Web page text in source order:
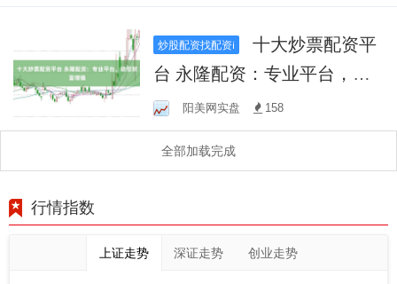
炒股配资找配资i
十大炒票配资平
台 永隆配资：专业平台，助
您财富增值
阳美网实盘 158
全部加载完成
行情指数
上证走势 深证走势 创业走势